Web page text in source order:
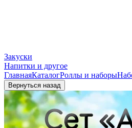
Закуски
Напитки и другое
ГлавнаяКаталогРоллы и наборы
Вернуться назад